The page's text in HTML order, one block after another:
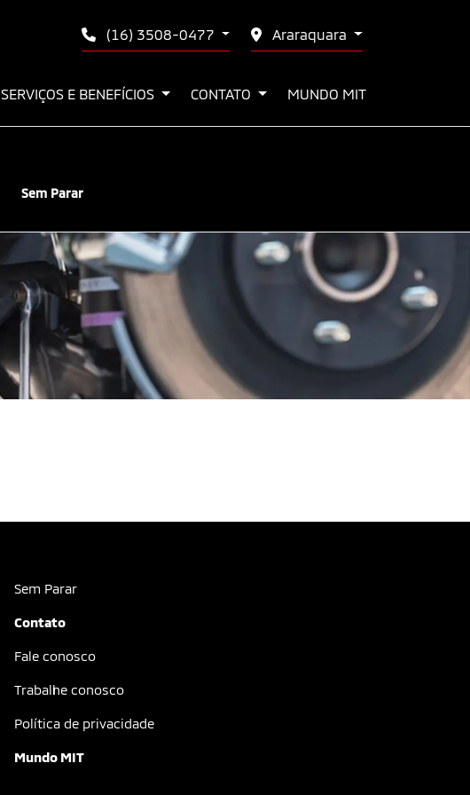
(16) 3508-0477 Araraquara
SERVIÇOS E BENEFÍCIOS CONTATO MUNDO MIT
Sem Parar
Sem Parar
Contato
Fale conosco
Trabalhe conosco
Política de privacidade
Mundo MIT